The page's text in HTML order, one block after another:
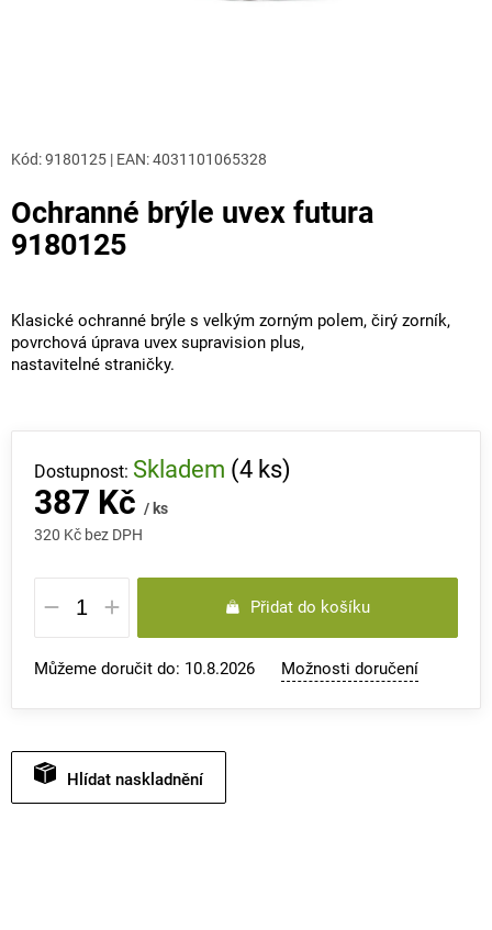
Ochranné brýle uvex futura
9180125
Kód:9180125 | EAN:4031101065328
Klasické ochranné brýle s velkým zorným polem, čirý zorník,
povrchová úprava uvex supravision plus,
nastavitelné straničky.
387 Kč / ks
320 Kč bez DPH
Měrná
cena:
Skladem (4 ks)
Přidat do košíku
Můžeme doručit do: 10.8.2026 Možnosti doručení
Hlídat